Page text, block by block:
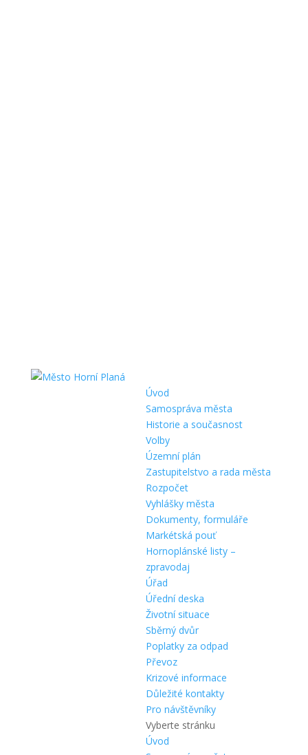
Úvod
Samospráva města
Historie a současnost
Volby
Územní plán
Zastupitelstvo a rada města
Rozpočet
Vyhlášky města
Dokumenty, formuláře
Markétská pouť
Hornoplánské listy –
zpravodaj
Úřad
Úřední deska
Životní situace
Sběrný dvůr
Poplatky za odpad
Převoz
Krizové informace
Důležité kontakty
Pro návštěvníky
Vyberte stránku
Úvod